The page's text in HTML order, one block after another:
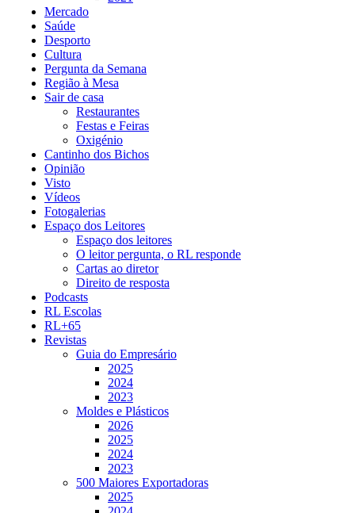
Mercado
Saúde
Desporto
Cultura
Pergunta da Semana
Região à Mesa
Sair de casa
Restaurantes
Festas e Feiras
Oxigénio
Cantinho dos Bichos
Opinião
Visto
Vídeos
Fotogalerias
Espaço dos Leitores
Espaço dos leitores
O leitor pergunta, o RL responde
Cartas ao diretor
Direito de resposta
Podcasts
RL Escolas
RL+65
Revistas
Guia do Empresário
2025
2024
2023
Moldes e Plásticos
2026
2025
2024
2023
500 Maiores Exportadoras
2025